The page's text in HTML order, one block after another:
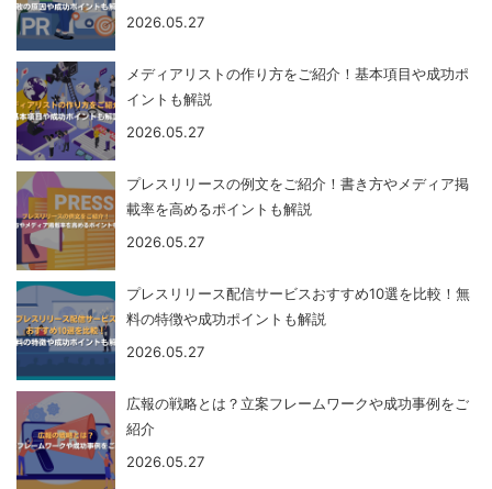
2026.05.27
メディアリストの作り方をご紹介！基本項目や成功ポ
イントも解説
2026.05.27
プレスリリースの例文をご紹介！書き方やメディア掲
載率を高めるポイントも解説
2026.05.27
プレスリリース配信サービスおすすめ10選を比較！無
料の特徴や成功ポイントも解説
2026.05.27
広報の戦略とは？立案フレームワークや成功事例をご
紹介
2026.05.27